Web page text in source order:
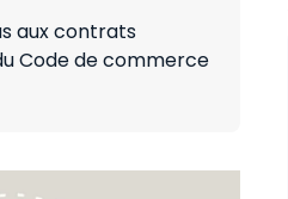
aux contrats
Code de commerce